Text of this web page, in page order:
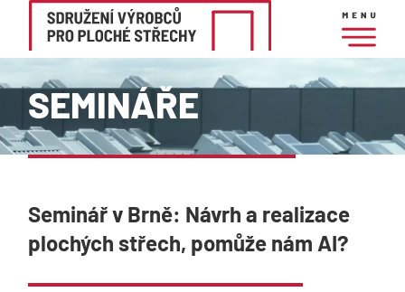
MENU
O nás
Aktuality
Členové sdružení
Semináře
Konfigurátor
Kontakty
SEMINÁŘE
Seminář v Brně: Návrh a realizace
plochých střech, pomůže nám AI?